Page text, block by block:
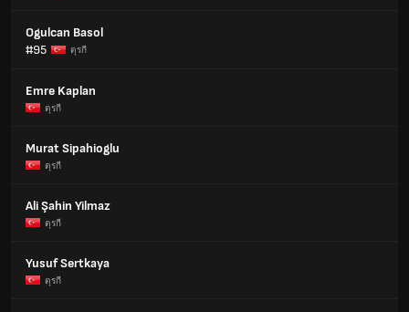
Ogulcan Basol
#95
ตุรกี
Emre Kaplan
ตุรกี
Murat Sipahioglu
ตุรกี
Ali Şahin Yilmaz
ตุรกี
Yusuf Sertkaya
ตุรกี